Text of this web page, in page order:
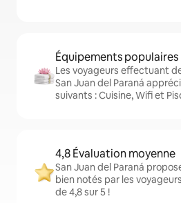
Équipements
Les voyageurs effectuant
San Juan del Paraná
suivants : Cuisine, Wifi et
4,8 Évaluation moyenne
San Juan del Paraná
bien notés par les
de 4,8 sur 5 !